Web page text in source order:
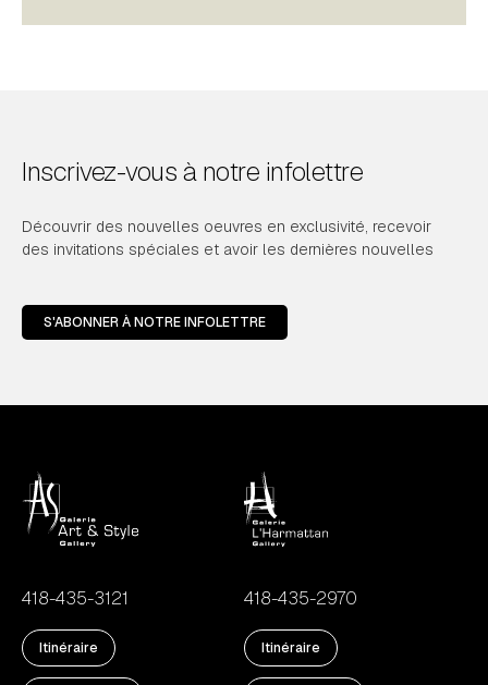
Inscrivez-vous à notre infolettre
Découvrir des nouvelles oeuvres en exclusivité, recevoir
des invitations spéciales et avoir les dernières nouvelles
S'ABONNER À NOTRE INFOLETTRE
418-435-3121
Itinéraire
418-435-2970
Itinéraire